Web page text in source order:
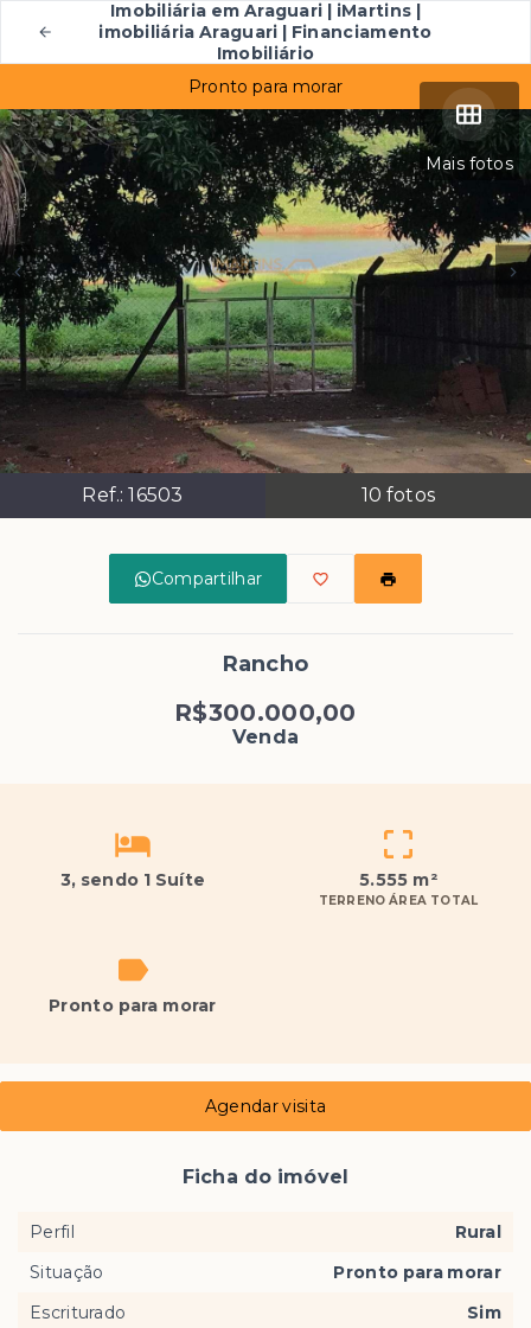
Imobiliária em Araguari | iMartins |
imobiliária Araguari | Financiamento
Imobiliário
Mais fotos
Ref.:16503 10 fotos
Pronto para morar
Compartilhar
Rancho
R$300.000,00
Venda
3, sendo 1 Suíte 5.555 m²
TERRENO ÁREA TOTAL
Pronto para morar
Agendar visita
Ficha do imóvel
Perfil
Rural
Situação
Pronto para morar
Escriturado
Sim